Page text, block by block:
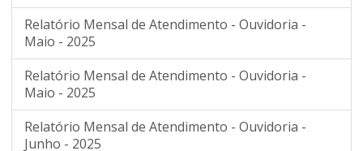
Relatório Mensal de Atendimento - Ouvidoria -
Maio - 2025
Relatório Mensal de Atendimento - Ouvidoria -
Maio - 2025
Relatório Mensal de Atendimento - Ouvidoria -
Junho - 2025